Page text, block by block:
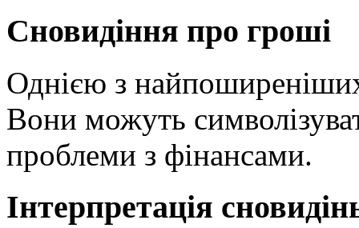
Сновидіння про гроші
Однією з
Вони можуть
проблеми з фінансами.
Інтерпретація